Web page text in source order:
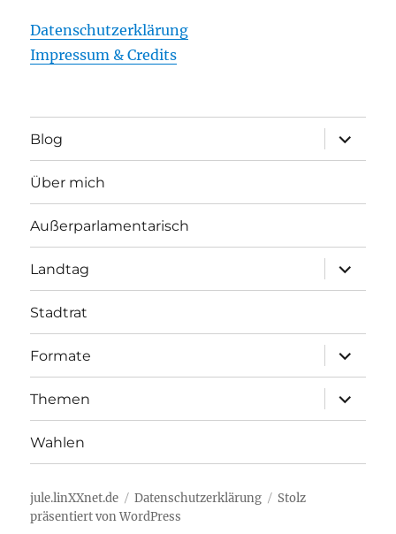
Datenschutzerklärung
Impressum & Credits
Blog
öffnen
Über mich
Außerparlamentarisch
Landtag
öffnen
Stadtrat
Formate
öffnen
Themen
öffnen
Wahlen
jule.linXXnet.de Datenschutzerklärung
Stolz
präsentiert von WordPress